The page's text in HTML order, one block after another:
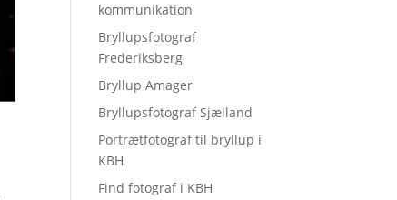
kommunikation
Bryllupsfotograf
Frederiksberg
Bryllup Amager
Bryllupsfotograf Sjælland
Portrætfotograf til bryllup i
KBH
Find fotograf i KBH